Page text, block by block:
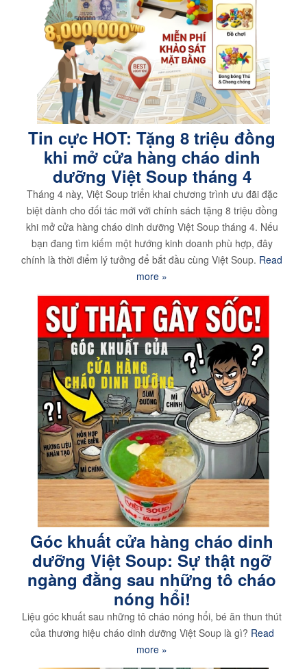
Tin cực HOT: Tặng 8 triệu đồng
khi mở cửa hàng cháo dinh
dưỡng Việt Soup tháng 4
Tháng 4 này, Việt Soup triển khai chương trình ưu đãi đặc
biệt dành cho đối tác mới với chính sách tặng 8 triệu đồng
khi mở cửa hàng cháo dinh dưỡng Việt Soup tháng 4. Nếu
bạn đang tìm kiếm một hướng kinh doanh phù hợp, đây
chính là thời điểm lý tưởng để bắt đầu cùng Việt Soup. Read
more »
Góc khuất cửa hàng cháo dinh
dưỡng Việt Soup: Sự thật ngỡ
ngàng đằng sau những tô cháo
nóng hổi!
Liệu góc khuất sau những tô cháo nóng hổi, bé ăn thun thút
của thương hiệu cháo dinh dưỡng Việt Soup là gì? Read
more »